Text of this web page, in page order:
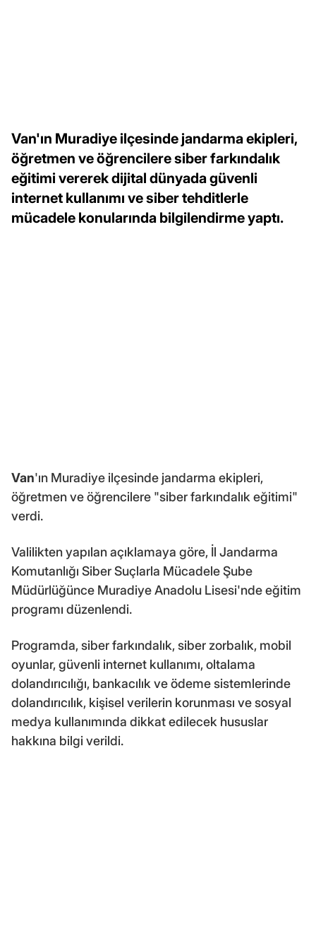
Van'ın Muradiye ilçesinde jandarma ekipleri,
öğretmen ve öğrencilere siber farkındalık
eğitimi vererek dijital dünyada güvenli
internet kullanımı ve siber tehditlerle
mücadele konularında bilgilendirme yaptı.
Van'ın Muradiye ilçesinde jandarma ekipleri,
öğretmen ve öğrencilere "siber farkındalık eğitimi"
verdi.
Valilikten yapılan açıklamaya göre, İl Jandarma
Komutanlığı Siber Suçlarla Mücadele Şube
Müdürlüğünce Muradiye Anadolu Lisesi'nde eğitim
programı düzenlendi.
Programda, siber farkındalık, siber zorbalık, mobil
oyunlar, güvenli internet kullanımı, oltalama
dolandırıcılığı, bankacılık ve ödeme sistemlerinde
dolandırıcılık, kişisel verilerin korunması ve sosyal
medya kullanımında dikkat edilecek hususlar
hakkına bilgi verildi.